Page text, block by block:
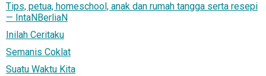
Tips, petua, homeschool, anak dan rumah tangga serta resepi
— IntaNBerliaN
Inilah Ceritaku
Semanis Coklat
Suatu Waktu Kita